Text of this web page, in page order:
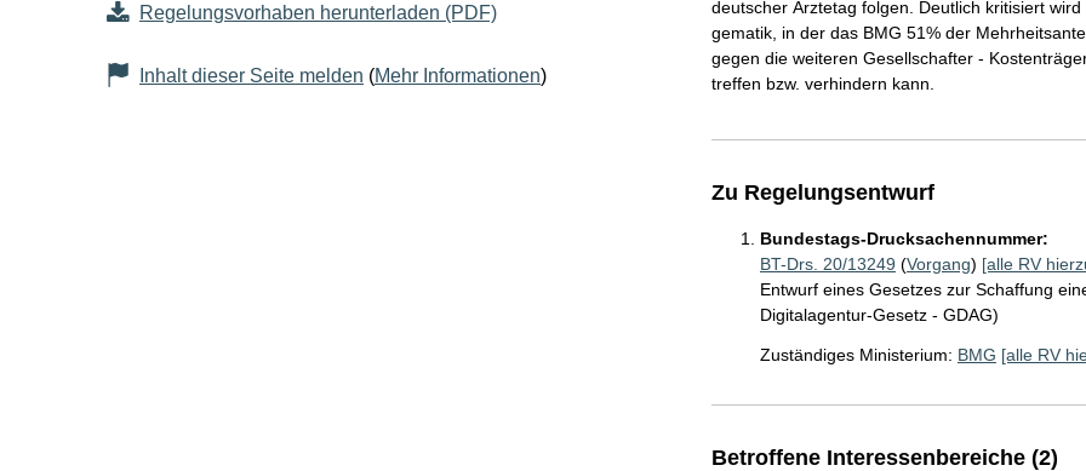
Regelungsvorhaben herunterladen (PDF)
Inhalt dieser Seite melden (Mehr Informationen)
deutscher Ärztetag folgen. Deutlich kritisiert
gematik, in der das BMG 51% der
gegen die weiteren Gesellschafter -
treffen bzw. verhindern kann.
Zu Regelungsentwurf
Bundestags-Drucksachennummer:
BT-Drs. 20/13249 (Vorgang) [alle RV
Entwurf eines Gesetzes zur Schaffung
Digitalagentur-Gesetz - GDAG)
Zuständiges Ministerium: BMG [alle RV
Betroffene Interessenbereiche (2)